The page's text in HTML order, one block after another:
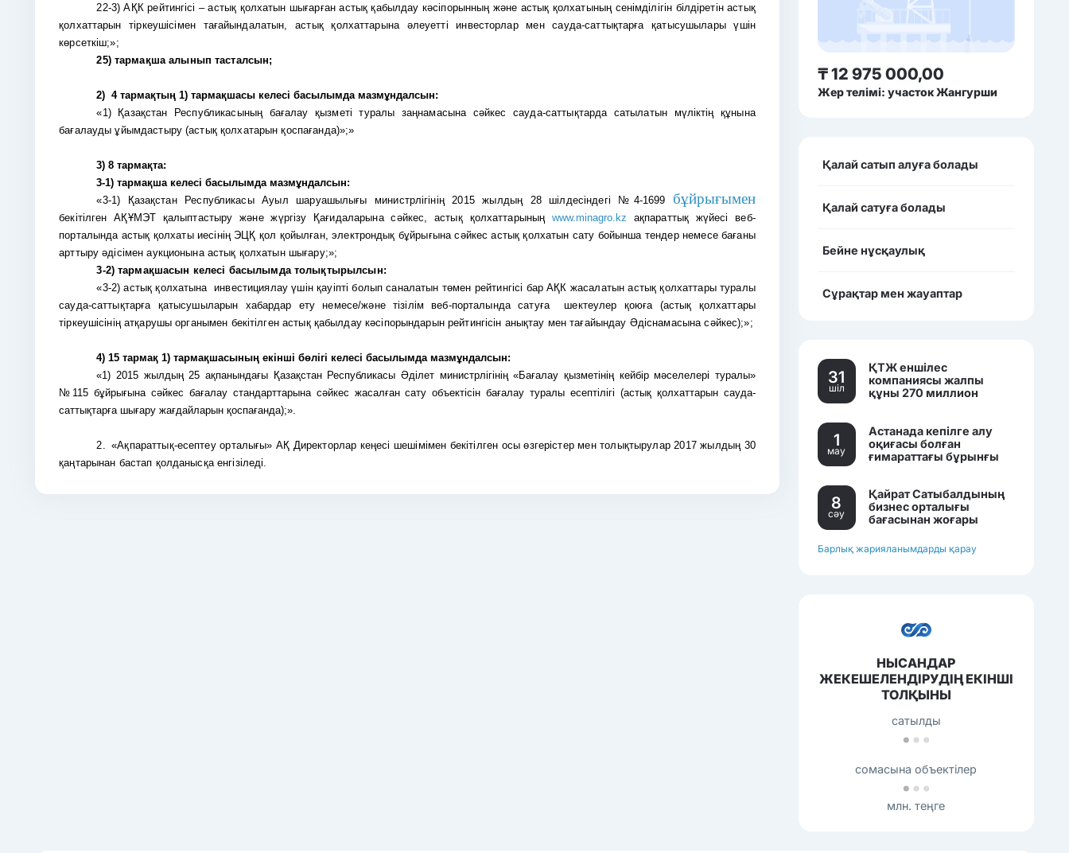
22-3) АҚК рейтингісі – астық қолхатын шығарған астық қабылдау кәсіпорынның және астық қолхатының сенімділігін білдіретін астық
қолхаттарын тіркеушісімен тағайындалатын, астық қолхаттарына әлеуетті инвесторлар мен сауда-саттықтарға қатысушылары үшін
көрсеткіш;»;
25) тармақша алынып тасталсын;
2) 4 тармақтың 1) тармақшасы келесі басылымда мазмұндалсын:
«1) Қазақстан Республикасының бағалау қызметі туралы заңнамасына сәйкес сауда-саттықтарда сатылатын мүліктің құнына
бағалауды ұйымдастыру (астық қолхатарын қоспағанда)»;»
3) 8 тармақта:
3-1) тармақша келесі басылымда мазмұндалсын:
«3-1) Қазақстан Республикасы Ауыл шаруашылығы министрлігінің 2015 жылдың 28 шілдесіндегі №4-1699 бұйрығымен
бекітілген АҚҰМЭТ қалыптастыру және жүргізу Қағидаларына сәйкес, астық қолхаттарының www.minagro.kz ақпараттық жүйесі веб-
порталында астық қолхаты иесінің ЭЦҚ қол қойылған, электрондық бұйрығына сәйкес астық қолхатын сату бойынша тендер немесе бағаны
арттыру әдісімен аукционына астық қолхатын шығару;»;
3-2) тармақшасын келесі басылымда толықтырылсын:
«3-2) астық қолхатына инвестициялау үшін қауіпті болып саналатын төмен рейтингісі бар АҚК жасалатын астық қолхаттары туралы
сауда-саттықтарға қатысушыларын хабардар ету немесе/және тізілім веб-порталында сатуға шектеулер қоюға (астық қолхаттары
тіркеушісінің атқарушы органымен бекітілген астық қабылдау кәсіпорындарын рейтингісін анықтау мен тағайындау Әдіснамасына сәйкес);»;
4) 15 тармақ 1) тармақшасының екінші бөлігі келесі басылымда мазмұндалсын:
«1) 2015 жылдың 25 ақпанындағы Қазақстан Республикасы Әділет министрлігінің «Бағалау қызметінің кейбір мәселелері туралы»
№115 бұйрығына сәйкес бағалау стандарттарына сәйкес жасалған сату объектісін бағалау туралы есептілігі (астық қолхаттарын сауда-
саттықтарға шығару жағдайларын қоспағанда);».
2. «Ақпараттық-есептеу орталығы» АҚ Директорлар кеңесі шешімімен бекітілген осы өзгерістер мен толықтырулар 2017 жылдың 30
қаңтарынан бастап қолданысқа енгізіледі.
₸ 12 975 000,00
Жер телімі: участок Жангурши
Қалай сатып алуға болады
Қалай сатуға болады
Бейне нұсқаулық
Сұрақтар мен жауаптар
31
шiл
ҚТЖ еншілес
компаниясы жалпы
құны 270 миллион
қойды.
1
мау
Астанада кепілге алу
оқиғасы болған
ғимараттағы бұрынғы
8
сәу
Қайрат Сатыбалдының
бизнес орталығы
бағасынан жоғары
жатқан еді.
Барлық жарияланымдарды қарау
НЫСАНДАР
ЖЕКЕШЕЛЕНДІРУДІҢ ЕКІНШІ
ТОЛҚЫНЫ
сатылды
сомасына объектілер
млн. теңге